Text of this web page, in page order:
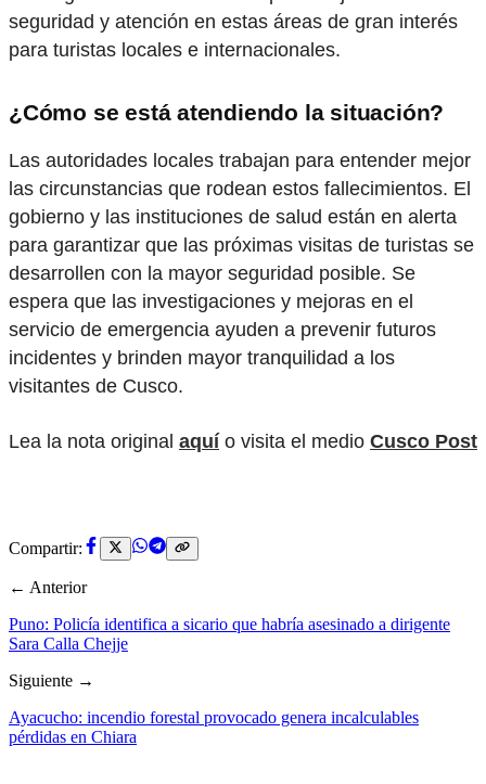
seguridad y atención en estas áreas de gran interés
para turistas locales e internacionales.
¿Cómo se está atendiendo la situación?
Las autoridades locales trabajan para entender mejor
las circunstancias que rodean estos fallecimientos. El
gobierno y las instituciones de salud están en alerta
para garantizar que las próximas visitas de turistas se
desarrollen con la mayor seguridad posible. Se
espera que las investigaciones y mejoras en el
servicio de emergencia ayuden a prevenir futuros
incidentes y brinden mayor tranquilidad a los
visitantes de Cusco.
Lea la nota original aquío visita el medio Cusco Post
Compartir:
← Anterior
Puno: Policía identifica a sicario que habría asesinado a dirigente
Sara Calla Chejje
Siguiente →
Ayacucho: incendio forestal provocado genera incalculables
pérdidas en Chiara